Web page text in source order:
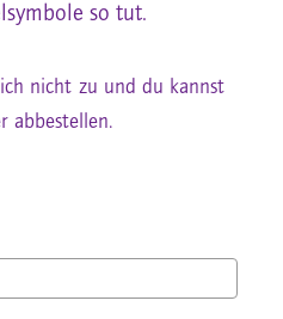
so tut.
nicht zu und du kannst
abbestellen.